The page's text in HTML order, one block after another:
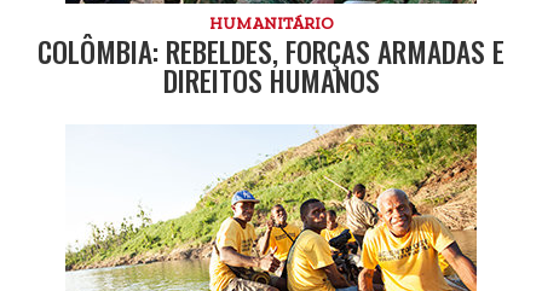
HUMANITÁRIO
COLÔMBIA: REBELDES, FORÇAS ARMADAS E
DIREITOS HUMANOS